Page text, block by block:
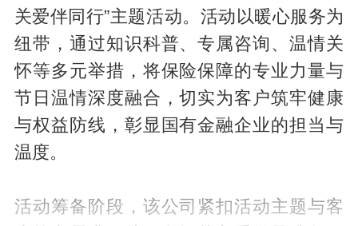
关爱伴同行”主题活动。活动以暖心服务为
纽带，通过知识科普、专属咨询、温情关
怀等多元举措，将保险保障的专业力量与
节日温情深度融合，切实为客户筑牢健康
与权益防线，彰显国有金融企业的担当与
温度。
活动筹备阶段，该公司紧扣活动主题与客